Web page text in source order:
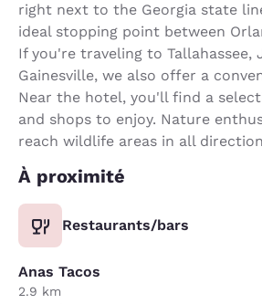
right next to the Georgia state
ideal stopping point between
If you're traveling to Tallahassee,
Gainesville, we also offer a
Near the hotel, you'll find a
and shops to enjoy. Nature
reach wildlife areas in all
À proximité
Restaurants/bars
Anas Tacos
2.9 km